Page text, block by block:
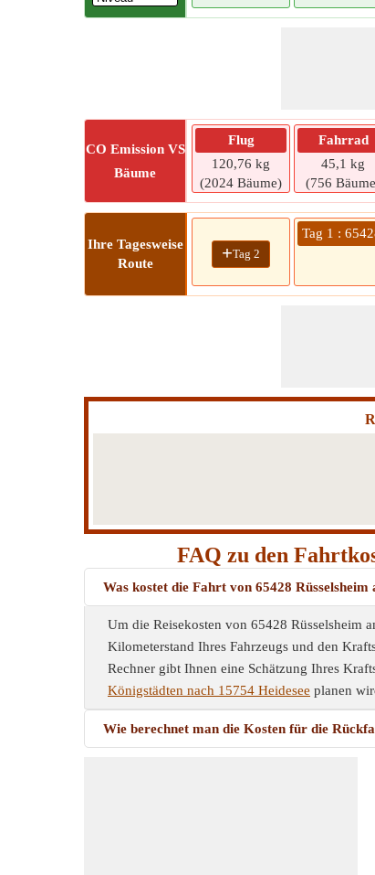
CO Emission VS
Bäume
Flug
120,76 kg
(2024 Bäume)
Fahrrad
45,1 kg
(756
Ihre Tagesweise
Route
+Tag 2
Tag 1 :
FAQ zu den
Was kostet die Fahrt von 65428
Um die Reisekosten von 65428 Rüsselsheim
Kilometerstand Ihres Fahrzeugs und den
Rechner gibt Ihnen eine Schätzung Ihres
Königstädten nach 15754 Heidesee planen
Wie berechnet man die Kosten für die